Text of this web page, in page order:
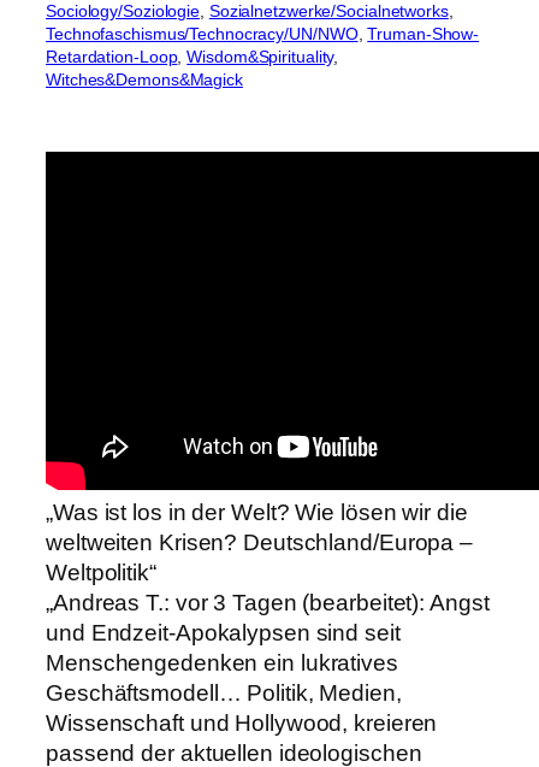
Sociology/Soziologie Sozialnetzwerke/Socialnetworks
Technofaschismus/Technocracy/UN/NWO, Truman-Show-
Retardation-Loop, Wisdom&Spirituality
Witches&Demons&Magick
„Was ist los in der Welt? Wie lösen wir die
weltweiten Krisen? Deutschland/Europa –
Weltpolitik“
„Andreas T.: vor 3 Tagen (bearbeitet): Angst
und Endzeit-Apokalypsen sind seit
Menschengedenken ein lukratives
Geschäftsmodell… Politik, Medien,
Wissenschaft und Hollywood, kreieren
passend der aktuellen ideologischen